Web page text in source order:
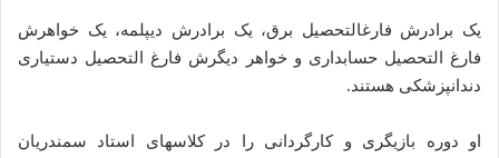
یک برادرش فارغالتحصیل برق، یک برادرش دیپلمه، یک خواهرش
فارغ التحصیل حسابداری و خواهر دیگرش فارغ التحصیل دستیاری
دندانپزشکی هستند.
او دوره بازیگری و کارگردانی را در کلاسهای استاد سمندریان